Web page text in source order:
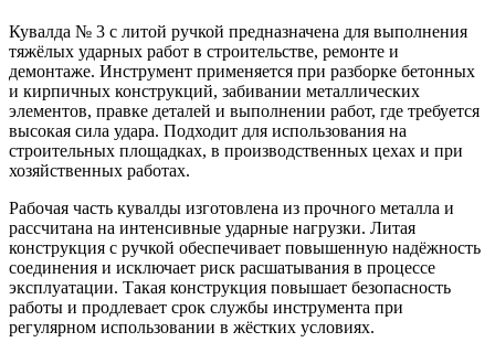
Кувалда № 3 с литой ручкой предназначена для выполнения
тяжёлых ударных работ в строительстве, ремонте и
демонтаже. Инструмент применяется при разборке бетонных
и кирпичных конструкций, забивании металлических
элементов, правке деталей и выполнении работ, где требуется
высокая сила удара. Подходит для использования на
строительных площадках, в производственных цехах и при
хозяйственных работах.
Рабочая часть кувалды изготовлена из прочного металла и
рассчитана на интенсивные ударные нагрузки. Литая
конструкция с ручкой обеспечивает повышенную надёжность
соединения и исключает риск расшатывания в процессе
эксплуатации. Такая конструкция повышает безопасность
работы и продлевает срок службы инструмента при
регулярном использовании в жёстких условиях.